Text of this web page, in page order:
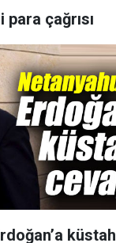
para çağrısı